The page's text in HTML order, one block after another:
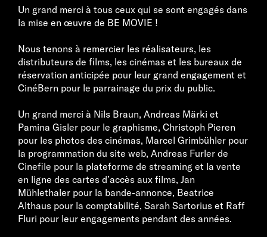
Un grand merci à tous ceux qui se sont engagés dans
la mise en œuvre de BE MOVIE !
Nous tenons à remercier les réalisateurs, les
distributeurs de films, les cinémas et les bureaux de
réservation anticipée pour leur grand engagement et
CinéBern pour le parrainage du prix du public.
Un grand merci à Nils Braun, Andreas Märki et
Pamina Gisler pour le graphisme, Christoph Pieren
pour les photos des cinémas, Marcel Grimbühler pour
la programmation du site web, Andreas Furler de
Cinefile pour la plateforme de streaming et la vente
en ligne des cartes d’accès aux films, Jan
Mühlethaler pour la bande-annonce, Beatrice
Althaus pour la comptabilité, Sarah Sartorius et Raff
Fluri pour leur engagements pendant des années.